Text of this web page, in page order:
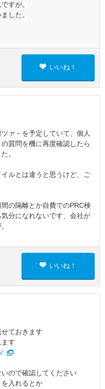
すが。
した。
いいね！
ァ－を予定していて、個人
質問を機に再度確認したら
。
ルとは違うと思うけど、ご
の隔離とか自費でのPRC検
分になれないです、会社が
いいね！
ておきます
す
ので確認してください
入れるとか